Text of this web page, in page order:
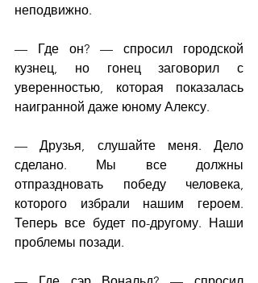
неподвижно.
— Где он? — спросил городской
кузнец, но гонец заговорил с
уверенностью, которая показалась
наигранной даже юному Алексу.
— Друзья, слушайте меня. Дело
сделано. Мы все должны
отпраздновать победу человека,
которого избрали нашим героем.
Теперь все будет по-другому. Наши
проблемы позади.